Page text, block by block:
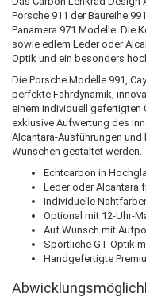
Porsche 911 der Baureihe
Panamera 971 Modelle. Die
sowie edlem Leder oder
Optik und ein besonders
Die Porsche Modelle 991,
perfekte Fahrdynamik,
einem individuell gefertigten
exklusive Aufwertung des
Alcantara-Ausführungen
Wünschen gestaltet werden.
Echtcarbon in
Leder oder Alcantara
Individuelle
Optional mit 12-Uhr-
Auf Wunsch mit
Sportliche GT Optik
Handgefertigte